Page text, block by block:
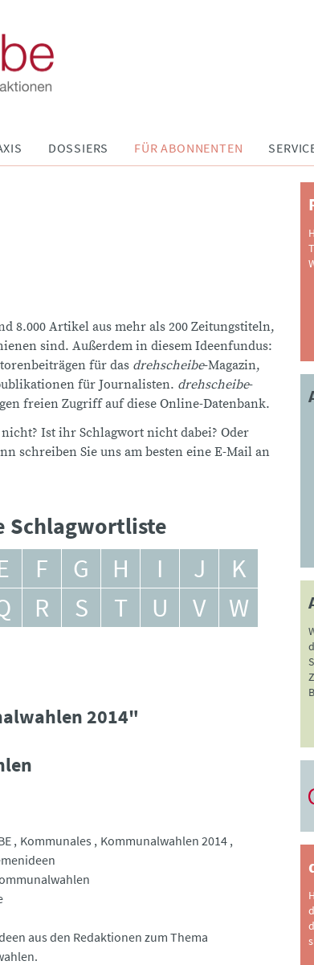
DOSSIERS FÜR ABONNENTEN
8.000 Artikel aus mehr als 200 Zeitungstiteln,
sind. Außerdem in diesem Ideenfundus:
für das drehscheibe-Magazin,
für Journalisten. drehscheibe-
freien Zugriff auf diese Online-Datenbank.
Ist ihr Schlagwort nicht dabei? Oder
schreiben Sie uns am besten eine E-Mail an
Schlagwortliste
F G H I J
K
R S T U V
W
2014"
Kommunales
Kommunalwahlen 2014
aus den Redaktionen zum Thema